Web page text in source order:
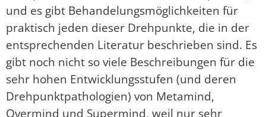
und es gibt Behandelungsmöglichkeiten für
praktisch jeden dieser Drehpunkte, die in der
entsprechenden Literatur beschrieben sind. Es
gibt noch nicht so viele Beschreibungen für die
sehr hohen Entwicklungsstufen (und deren
Drehpunktpathologien) von Metamind,
Overmind und Supermind, weil nur sehr